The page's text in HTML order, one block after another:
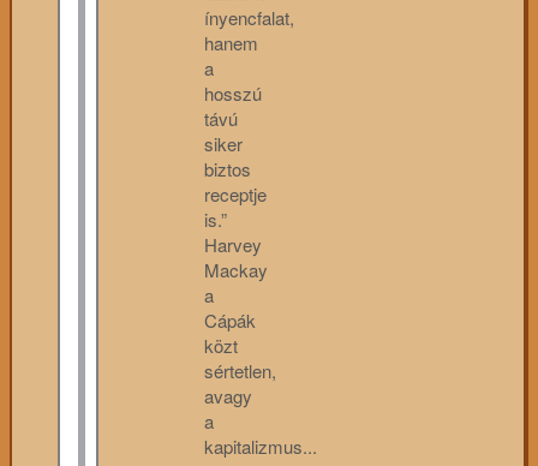
ínyencfalat,
hanem
a
hosszú
távú
siker
biztos
receptje
is.”
Harvey
Mackay
a
Cápák
közt
sértetlen,
avagy
a
kapitalizmus...